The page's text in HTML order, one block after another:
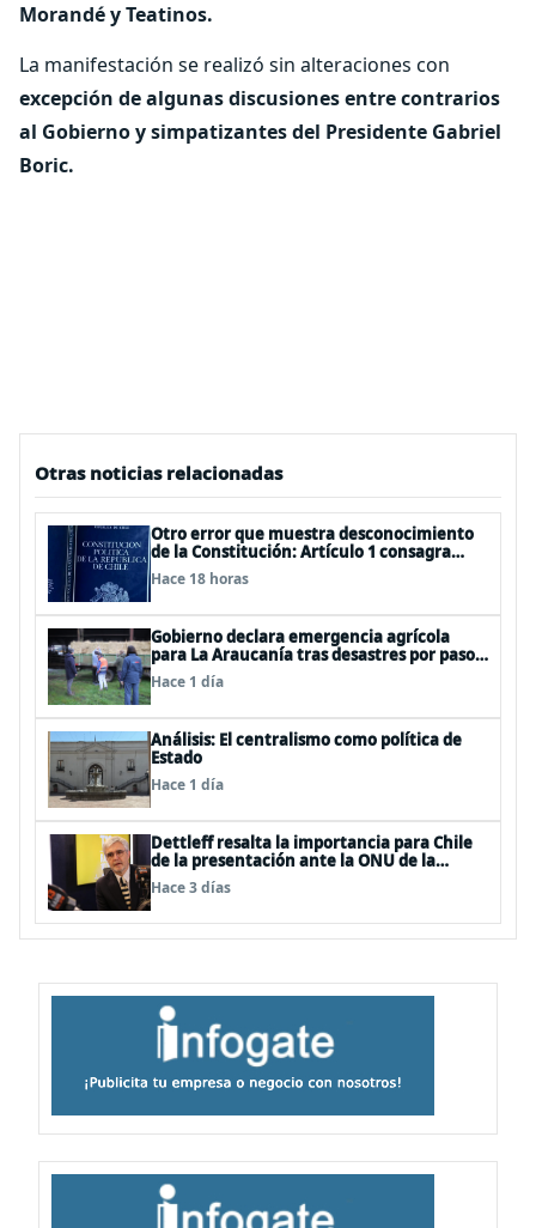
Morandé y Teatinos.
La manifestación se realizó sin alteraciones con
excepción de algunas discusiones entre contrarios
al Gobierno y simpatizantes del Presidente Gabriel
Boric.
Otras noticias relacionadas
Otro error que muestra desconocimiento
de la Constitución: Artículo 1 consagra
resguardar la seguridad nacional y
proteger a los ciudadanos
Hace 18 horas
Gobierno declara emergencia agrícola
para La Araucanía tras desastres por pasos
de sistemas frontales
Hace 1 día
Análisis: El centralismo como política de
Estado
Hace 1 día
Dettleff resalta la importancia para Chile
de la presentación ante la ONU de la
Plataforma Continental Extendida del
Archipiélago Juan Fernández
Hace 3 días